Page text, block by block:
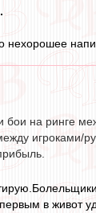
нехорошее
бои на ринге
игроками/
в